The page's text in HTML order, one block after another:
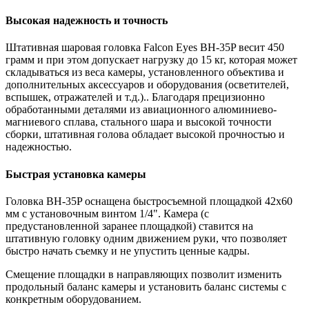
Высокая надежность и точность
Штативная шаровая головка Falcon Eyes BH-35P весит 450
грамм и при этом допускает нагрузку до 15 кг, которая может
складываться из веса камеры, установленного объектива и
дополнительных аксессуаров и оборудования (осветителей,
вспышек, отражателей и т.д.).. Благодаря прецизионно
обработанными деталями из авиационного алюминиево-
магниевого сплава, стального шара и высокой точности
сборки, штативная голова обладает высокой прочностью и
надежностью.
Быстрая установка камеры
Головка BH-35P оснащена быстросъемной площадкой 42х60
мм с установочным винтом 1/4". Камера (с
предустановленной заранее площадкой) ставится на
штативную головку одним движением руки, что позволяет
быстро начать съемку и не упустить ценные кадры.
Смещение площадки в направляющих позволит изменить
продольный баланс камеры и установить баланс системы с
конкретным оборудованием.